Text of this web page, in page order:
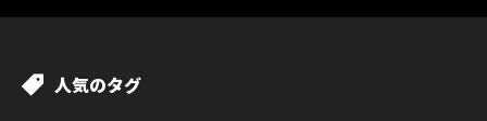
人気のタグ